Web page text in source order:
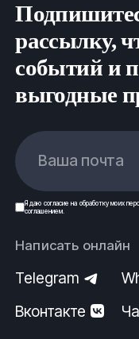
рассылку,
событий и
выгодные
Ваша почта
Я даю согласие на обработку моих
соглашением.
Написать онлайн
Telegram
Вконтакте